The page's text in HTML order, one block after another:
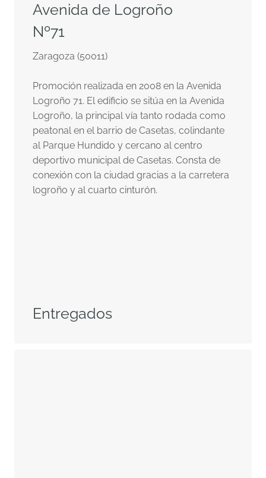
Avenida de Logroño
Nº71
Zaragoza (50011)
Promoción realizada en 2008 en la Avenida
Logroño 71. El edificio se sitúa en la Avenida
Logroño, la principal vía tanto rodada como
peatonal en el barrio de Casetas, colindante
al Parque Hundido y cercano al centro
deportivo municipal de Casetas. Consta de
conexión con la ciudad gracias a la carretera
logroño y al cuarto cinturón.
Entregados